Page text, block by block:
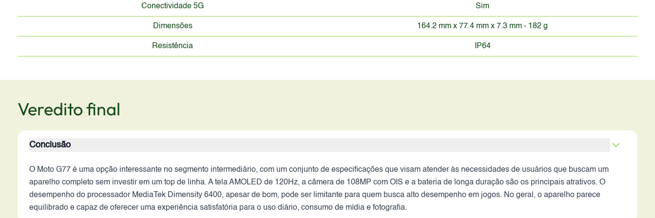
Conectividade 5G Sim
Dimensões 164.2 mm x 77.4 mm x 7.3 mm - 182 g
Resistência IP64
Veredito final
Conclusão
O Moto G77 é uma opção interessante no segmento intermediário, com um conjunto de especificações que visam atender às necessidades de usuários que buscam um
aparelho completo sem investir em um top de linha. A tela AMOLED de 120Hz, a câmera de 108MP com OIS e a bateria de longa duração são os principais atrativos. O
desempenho do processador MediaTek Dimensity 6400, apesar de bom, pode ser limitante para quem busca alto desempenho em jogos. No geral, o aparelho parece
equilibrado e capaz de oferecer uma experiência satisfatória para o uso diário, consumo de mídia e fotografia.